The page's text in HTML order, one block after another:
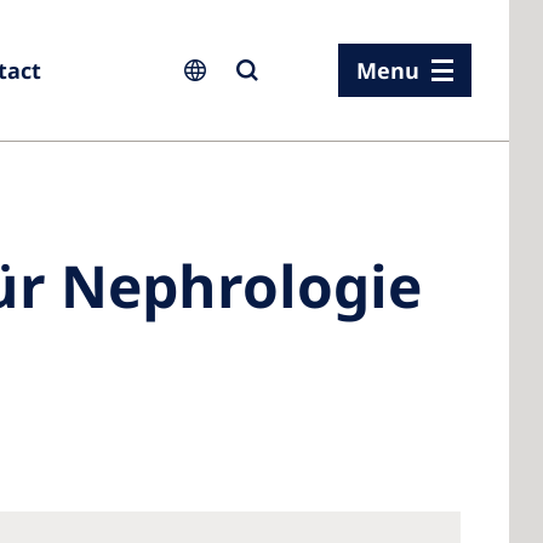
Menu
Nephrologie